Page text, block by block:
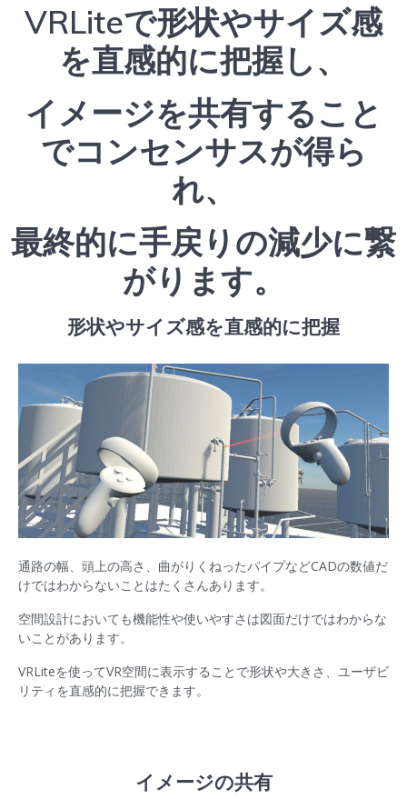
VRLiteで形状やサイズ感
を直感的に把握​し、
イメージを共有すること
でコンセンサスが得ら
れ、
最終的に手戻りの減少に繋
がります。
形状やサイズ感を直感的に把握
通路の幅、頭上の高さ、曲がりくねったパイプなどCADの数値だ
けではわからないことはたくさんあります。
空間設計においても機能性や使いやすさは図面だけではわからな
いことがあります。
VRLiteを使ってVR空間に表示することで形状や大きさ、ユーザビ
リティを直感的に把握できます。
イメージの共有